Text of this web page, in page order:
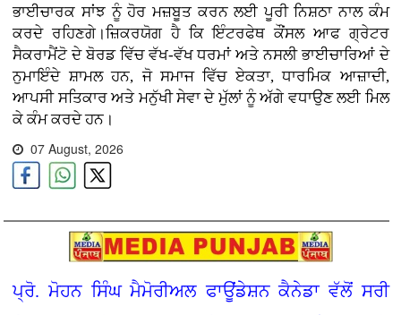
ਭਾਈਚਾਰਕ ਸਾਂਝ ਨੂੰ ਹੋਰ ਮਜ਼ਬੂਤ ਕਰਨ ਲਈ ਪੂਰੀ ਨਿਸ਼ਠਾ ਨਾਲ ਕੰਮ
ਕਰਦੇ ਰਹਿਣਗੇ।ਜ਼ਿਕਰਯੋਗ ਹੈ ਕਿ ਇੰਟਰਫੇਥ ਕੌਂਸਲ ਆਫ ਗ੍ਰੇਟਰ
ਸੈਕਰਾਮੈਂਟੋ ਦੇ ਬੋਰਡ ਵਿੱਚ ਵੱਖ-ਵੱਖ ਧਰਮਾਂ ਅਤੇ ਨਸਲੀ ਭਾਈਚਾਰਿਆਂ ਦੇ
ਨੁਮਾਇੰਦੇ ਸ਼ਾਮਲ ਹਨ, ਜੋ ਸਮਾਜ ਵਿੱਚ ਏਕਤਾ, ਧਾਰਮਿਕ ਆਜ਼ਾਦੀ,
ਆਪਸੀ ਸਤਿਕਾਰ ਅਤੇ ਮਨੁੱਖੀ ਸੇਵਾ ਦੇ ਮੁੱਲਾਂ ਨੂੰ ਅੱਗੇ ਵਧਾਉਣ ਲਈ ਮਿਲ
ਕੇ ਕੰਮ ਕਰਦੇ ਹਨ।
07 August, 2026
ਪ੍ਰੋ. ਮੋਹਨ ਸਿੰਘ ਮੈਮੋਰੀਅਲ ਫਾਊਂਡੇਸ਼ਨ ਕੈਨੇਡਾ ਵੱਲੋਂ ਸਰੀ